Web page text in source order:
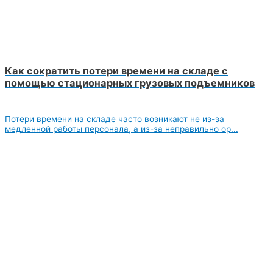
Как сократить потери времени на складе с
помощью стационарных грузовых подъемников
Потери времени на складе часто возникают не из-за
медленной работы персонала, а из-за неправильно ор...